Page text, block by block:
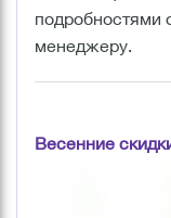
подробностями
менеджеру.
Весенние